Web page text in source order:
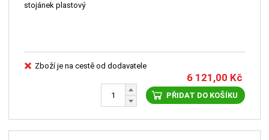
stojánek plastový
Zboží je na cestě od dodavatele
6 121,00 Kč
PŘIDAT DO KOŠÍKU